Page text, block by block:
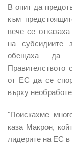
В опит да
към
вече се
на субсидиите
обещаха да
Правителството
от ЕС да се
върху
"Поискахме
каза Макрон,
лидерите на ЕС в